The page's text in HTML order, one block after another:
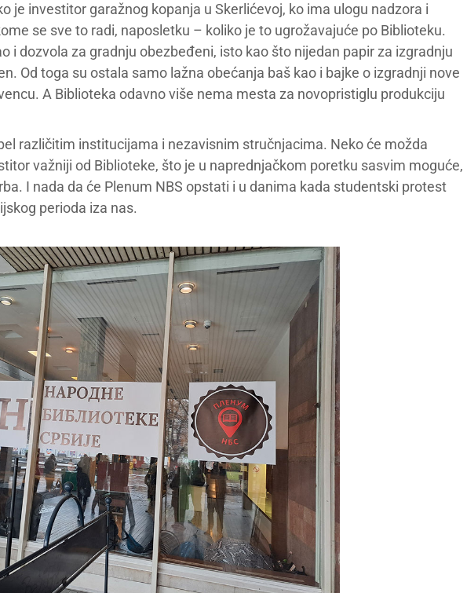
je investitor garažnog kopanja u Skerlićevoj, ko ima ulogu nadzora i
se sve to radi, naposletku – koliko je to ugrožavajuće po Biblioteku.
i dozvola za gradnju obezbeđeni, isto kao što nijedan papir za izgradnju
Od toga su ostala samo lažna obećanja baš kao i bajke o izgradnji nove
A Biblioteka odavno više nema mesta za novopristiglu produkciju
različitim institucijama i nezavisnim stručnjacima. Neko će možda
važniji od Biblioteke, što je u naprednjačkom poretku sasvim moguće,
I nada da će Plenum NBS opstati i u danima kada studentski protest
perioda iza nas.